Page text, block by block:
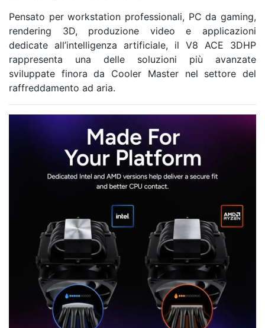
Pensato per workstation professionali, PC da gaming,
rendering 3D, produzione video e applicazioni
dedicate all’intelligenza artificiale, il V8 ACE 3DHP
rappresenta una delle soluzioni più avanzate
sviluppate finora da Cooler Master nel settore del
raffreddamento ad aria.